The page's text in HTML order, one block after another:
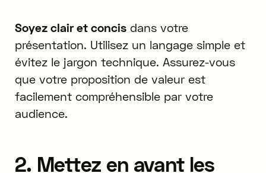
Soyez clair et concisdans votre
présentation. Utilisez un langage simple et
évitez le jargon technique. Assurez-vous
que votre proposition de valeur est
facilement compréhensible par votre
audience.
2. Mettez en avant les